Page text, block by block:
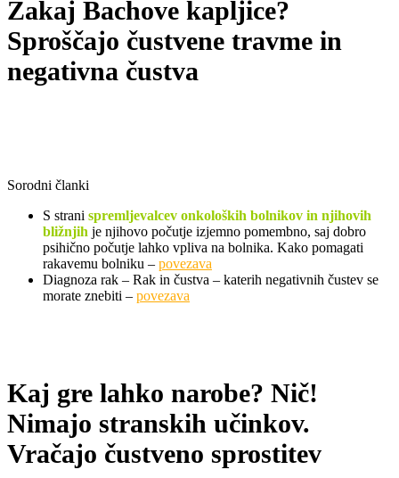
Zakaj Bachove kapljice?
Sproščajo čustvene travme in
negativna čustva
Sorodni članki
S strani spremljevalcev onkoloških bolnikov in njihovih
bližnjih je njihovo počutje izjemno pomembno, saj dobro
psihično počutje lahko vpliva na bolnika. Kako pomagati
rakavemu bolniku – povezava
Diagnoza rak – Rak in čustva – katerih negativnih čustev se
morate znebiti – povezava
Kaj gre lahko narobe? Nič!
Nimajo stranskih učinkov.
Vračajo čustveno sprostitev